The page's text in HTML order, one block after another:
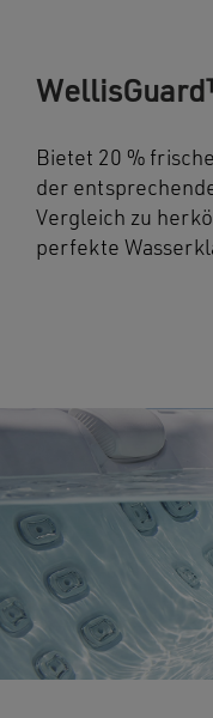
Bietet 20 %
der
Vergleich zu
perfekte